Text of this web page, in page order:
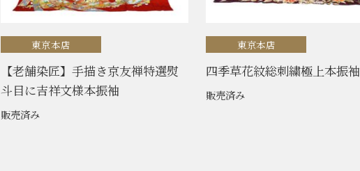
東京本店
【老舗染匠】手描き京友禅特選熨
斗目に吉祥文様本振袖
販売済み
東京本店
四季草花紋総刺繍極上本振袖
販売済み